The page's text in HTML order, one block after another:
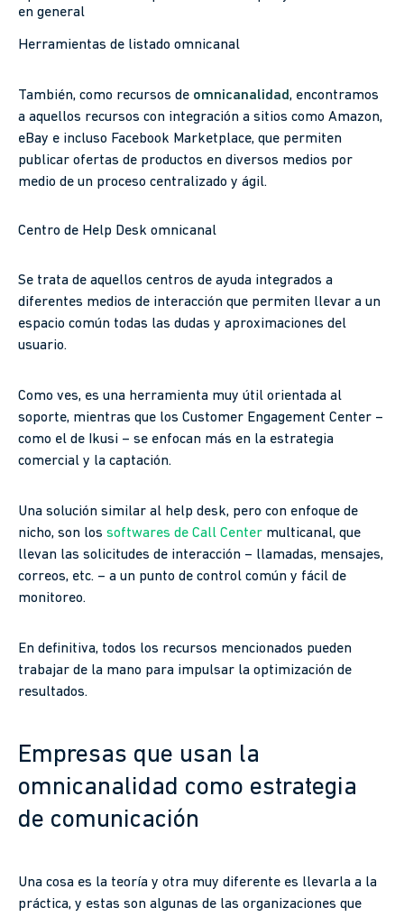
en general
Herramientas de listado omnicanal
También, como recursos de omnicanalidad, encontramos
a aquellos recursos con integración a sitios como Amazon,
eBay e incluso Facebook Marketplace, que permiten
publicar ofertas de productos en diversos medios por
medio de un proceso centralizado y ágil.
Centro de Help Desk omnicanal
Se trata de aquellos centros de ayuda integrados a
diferentes medios de interacción que permiten llevar a un
espacio común todas las dudas y aproximaciones del
usuario.
Como ves, es una herramienta muy útil orientada al
soporte, mientras que los Customer Engagement Center –
como el de Ikusi – se enfocan más en la estrategia
comercial y la captación.
Una solución similar al help desk, pero con enfoque de
nicho, son los softwares de Call Center multicanal, que
llevan las solicitudes de interacción – llamadas, mensajes,
correos, etc. – a un punto de control común y fácil de
monitoreo.
En definitiva, todos los recursos mencionados pueden
trabajar de la mano para impulsar la optimización de
resultados.
Empresas que usan la
omnicanalidad como estrategia
de comunicación
Una cosa es la teoría y otra muy diferente es llevarla a la
práctica, y estas son algunas de las organizaciones que